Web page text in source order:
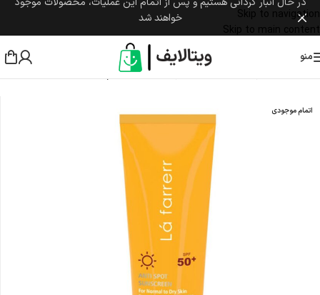
Skip to navigation
Skip to main content
خواهند شد
منو
مراقبت پوست صورت/کرم ضد آفتاب
اتمام موجودی